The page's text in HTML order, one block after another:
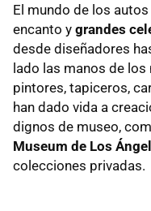
El mundo de los
encanto y grandes
desde diseñadores
lado las manos de
pintores, tapiceros,
han dado vida a
dignos de museo,
Museum de Los
colecciones privadas.